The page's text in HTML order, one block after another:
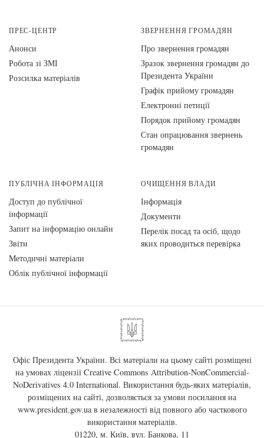
ПРЕС-ЦЕНТР
Анонси
Робота зі ЗМІ
Розсилка матеріалів
ЗВЕРНЕННЯ ГРОМАДЯН
Про звернення громадян
Зразок звернення громадян до
Президента України
Графік прийому громадян
Електронні петиції
Порядок прийому громадян
Стан опрацювання звернень
громадян
ПУБЛІЧНА ІНФОРМАЦІЯ
Доступ до публічної
інформації
Запит на інформацію онлайн
Звіти
Методичні матеріали
Облік публічної інформації
ОЧИЩЕННЯ ВЛАДИ
Інформація
Документи
Перелік посад та осіб, щодо
яких проводиться перевірка
Офіс Президента України. Всі матеріали на цьому сайті розміщені
на умовах ліцензії Creative Commons Attribution-NonCommercial-
NoDerivatives 4.0 International. Використання будь-яких матеріалів,
розміщених на сайті, дозволяється за умови посилання на
www.president.gov.uaв незалежності від повного або часткового
використання матеріалів.
01220, м. Київ, вул. Банкова, 11